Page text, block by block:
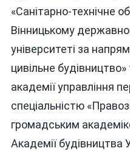
«Санітарно-технічне
Вінницькому
університеті за
цивільне
академії управління
спеціальністю
громадським
Академії будівництва